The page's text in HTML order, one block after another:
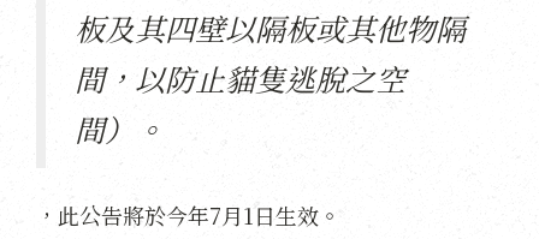
板及其四壁以隔板或其他物隔
間，以防止貓隻逃脫之空
間）。
，此公告將於今年7月1日生效。